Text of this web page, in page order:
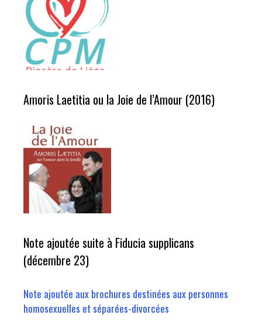
Amoris Laetitia ou la Joie de l’Amour (2016)
Note ajoutée suite à Fiducia supplicans
(décembre 23)
Note ajoutée aux brochures destinées aux personnes
homosexuelles et séparées-divorcées